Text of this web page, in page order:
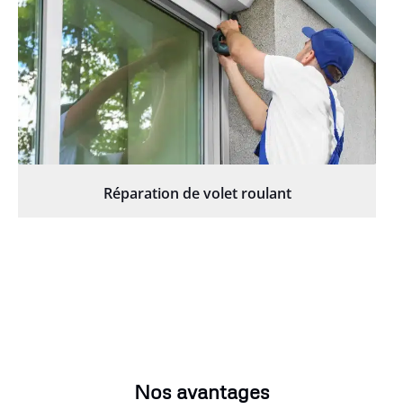
Réparation de volet roulant
Nos avantages